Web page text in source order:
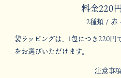
料金220
2種類 / 赤
袋ラッピングは、1包につき220円
をお選びいただけます。
注意事